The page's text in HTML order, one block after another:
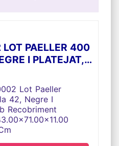
PAELLER 400
I PLATEJAT,